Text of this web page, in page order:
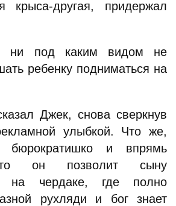
крыса-другая, придержал
ни под каким видом не
ребенку подниматься на
Джек, снова сверкнув
улыбкой. Что же,
бюрократишко и впрямь
он позволит сыну
на чердаке, где полно
рухляди и бог знает